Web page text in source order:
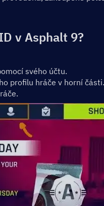
v Asphalt 9?
svého účtu.
profilu hráče v horní části.